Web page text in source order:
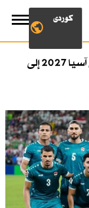
کوردی
العراق في المجموعة الرابعة لبطولة كأس آسيا 2027 إلى